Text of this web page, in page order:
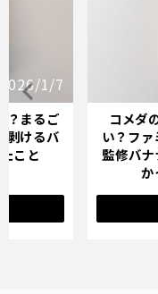
12/27
はまず
ダ珈琲店
んで分
キティ
ジデザ